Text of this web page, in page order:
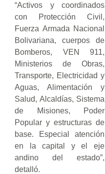
“Activos y coordinados
con Protección Civil,
Fuerza Armada Nacional
Bolivariana, cuerpos de
Bomberos, VEN 911,
Ministerios de Obras,
Transporte, Electricidad y
Aguas, Alimentación y
Salud, Alcaldías, Sistema
de Misiones, Poder
Popular y estructuras de
base. Especial atención
en la capital y el eje
andino del estado”,
detalló.